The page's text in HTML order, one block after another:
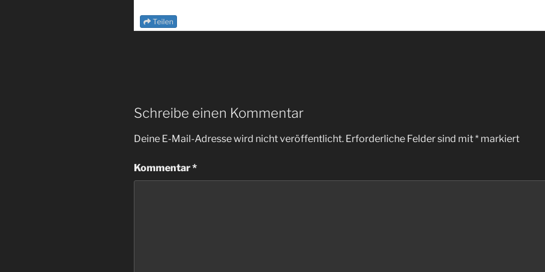
Teilen
Schreibe einen Kommentar
Deine E-Mail-Adresse wird nicht veröffentlicht. Erforderliche Felder sind mit* markiert
Kommentar*